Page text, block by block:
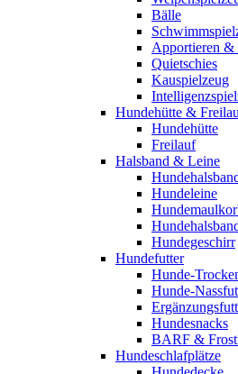
Bälle
Apportieren &
Quietschies
Kauspielzeug
Hundehütte &
Hundehütte
Freilauf
Halsband & Leine
Hundeleine
Hundegeschirr
Hundefutter
Hunde-
Hunde-
Hundesnacks
BARF &
Hundeschlafplätze